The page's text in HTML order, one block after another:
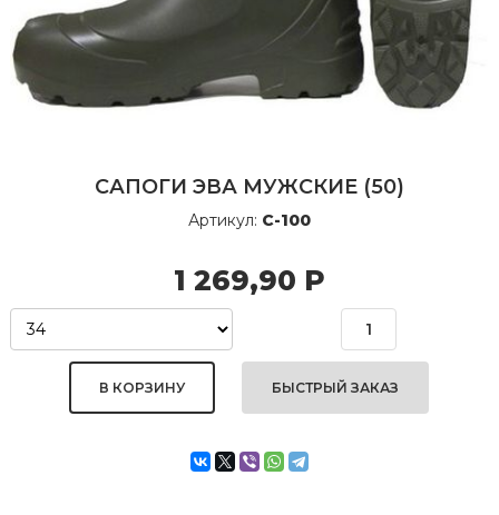
САПОГИ ЭВА МУЖСКИЕ (50)
Артикул: С-100
1 269,90 Р
БЫСТРЫЙ ЗАКАЗ